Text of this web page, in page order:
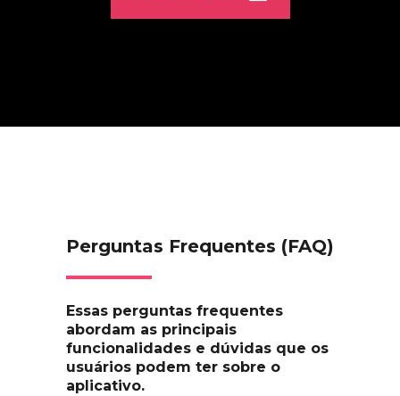
Perguntas Frequentes (FAQ)
Essas perguntas frequentes
abordam as principais
funcionalidades e dúvidas que os
usuários podem ter sobre o
aplicativo.